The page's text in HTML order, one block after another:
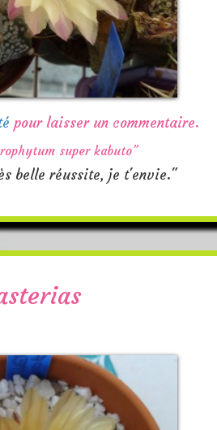
pour laisser un commentaire.
super kabuto”
belle réussite, je t'envie."